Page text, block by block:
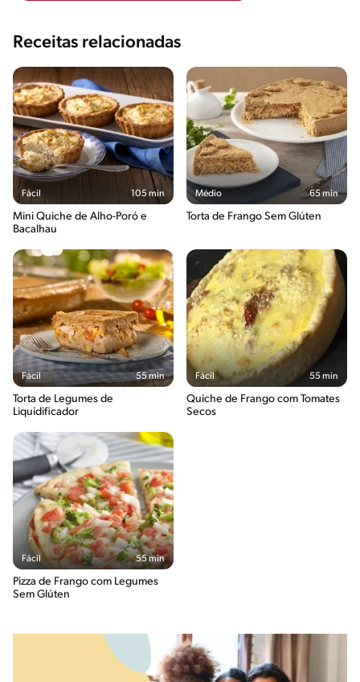
Receitas relacionadas
Fácil 105 min
Mini Quiche de Alho-Poró e
Bacalhau
Médio 65 min
Torta de Frango Sem Glúten
Fácil 55 min
Torta de Legumes de
Liquidificador
Fácil 55 min
Quiche de Frango com Tomates
Secos
Fácil 55 min
Pizza de Frango com Legumes
Sem Glúten